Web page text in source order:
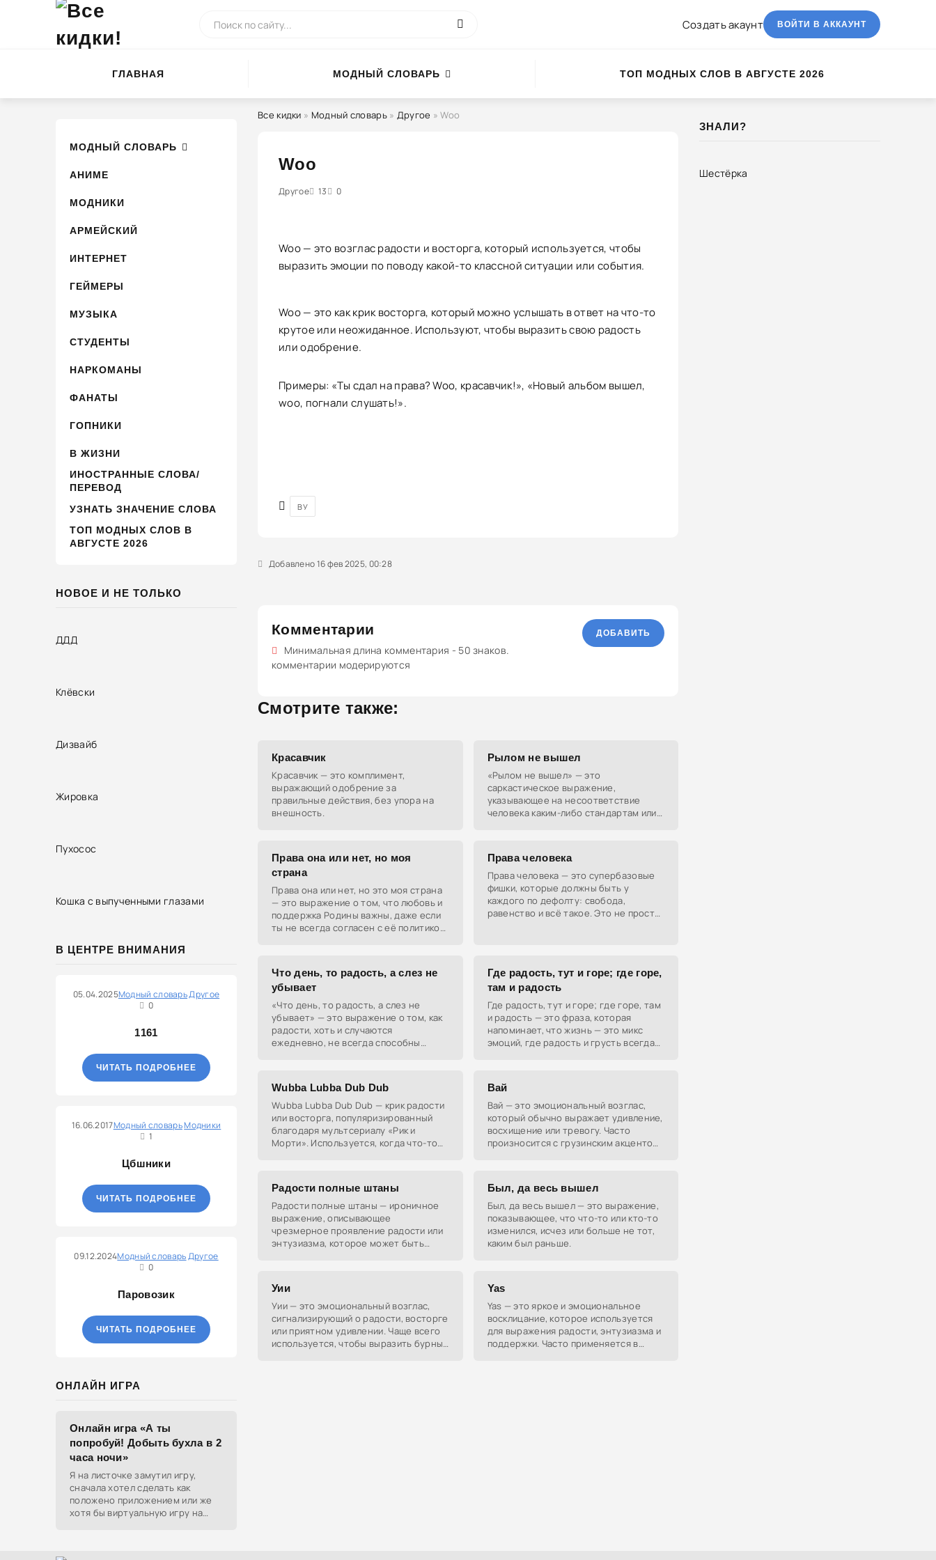
Создать акаунт ВОЙТИ В АККАУНТ
ГЛАВНАЯ МОДНЫЙ СЛОВАРЬ ТОП МОДНЫХ СЛОВ В АВГУСТЕ 2026
МОДНЫЙ СЛОВАРЬ
АНИМЕ
МОДНИКИ
АРМЕЙСКИЙ
ИНТЕРНЕТ
ГЕЙМЕРЫ
МУЗЫКА
СТУДЕНТЫ
НАРКОМАНЫ
ФАНАТЫ
ГОПНИКИ
В ЖИЗНИ
ИНОСТРАННЫЕ СЛОВА/
ПЕРЕВОД
УЗНАТЬ ЗНАЧЕНИЕ СЛОВА
ТОП МОДНЫХ СЛОВ В
АВГУСТЕ 2026
НОВОЕ И НЕ ТОЛЬКО
ДДД
Клёвски
Дизвайб
Жировка
Пухосос
Кошка с выпученными глазами
В ЦЕНТРЕ ВНИМАНИЯ
05.04.2025Модный словарьДругое
0
1161
ЧИТАТЬ ПОДРОБНЕЕ
16.06.2017Модный словарьМодники
1
Цбшники
ЧИТАТЬ ПОДРОБНЕЕ
09.12.2024Модный словарьДругое
0
Паровозик
ЧИТАТЬ ПОДРОБНЕЕ
ОНЛАЙН ИГРА
Онлайн игра «А ты
попробуй! Добыть бухла в 2
часа ночи»
Я на листочке замутил игру,
сначала хотел сделать как
положено приложением или же
хотя бы виртуальную игру на
Все кидки » Модный словарь» Другое » Woo
Woo
Другое 13 0
2 3 4 5
Woo — это возглас радости и восторга, который используется, чтобы
выразить эмоции по поводу какой-то классной ситуации или события.
Woo — это как крик восторга, который можно услышать в ответ на что-то
крутое или неожиданное. Используют, чтобы выразить свою радость
или одобрение.
Примеры: «Ты сдал на права? Woo, красавчик!», «Новый альбом вышел,
woo, погнали слушать!».
ВУ
Добавлено 16 фев 2025, 00:28
Комментарии
Минимальная длина комментария - 50 знаков.
комментарии модерируются
ДОБАВИТЬ
Смотрите также:
Красавчик
Красавчик — это комплимент,
выражающий одобрение за
правильные действия, без упора на
внешность.
Рылом не вышел
«Рылом не вышел» — это
саркастическое выражение,
указывающее на несоответствие
человека каким-либо стандартам или
Права она или нет, но моя
страна
Права она или нет, но это моя страна
— это выражение о том, что любовь и
поддержка Родины важны, даже если
ты не всегда согласен с её политикой.
Права человека
Права человека — это супербазовые
фишки, которые должны быть у
каждого по дефолту: свобода,
равенство и всё такое. Это не просто
Что день, то радость, а слез не
убывает
«Что день, то радость, а слез не
убывает» — это выражение о том, как
радости, хоть и случаются
ежедневно, не всегда способны
Где радость, тут и горе; где горе,
там и радость
Где радость, тут и горе; где горе, там
и радость — это фраза, которая
напоминает, что жизнь — это микс
эмоций, где радость и грусть всегда
Wubba Lubba Dub Dub
Wubba Lubba Dub Dub — крик радости
или восторга, популяризированный
благодаря мультсериалу «Рик и
Морти». Используется, когда что-то
Вай
Вай — это эмоциональный возглас,
который обычно выражает удивление,
восхищение или тревогу. Часто
произносится с грузинским акцентом
Радости полные штаны
Радости полные штаны — ироничное
выражение, описывающее
чрезмерное проявление радости или
энтузиазма, которое может быть
Был, да весь вышел
Был, да весь вышел — это выражение,
показывающее, что что-то или кто-то
изменился, исчез или больше не тот,
каким был раньше.
Уии
Уии — это эмоциональный возглас,
сигнализирующий о радости, восторге
или приятном удивлении. Чаще всего
используется, чтобы выразить бурные
Yas
Yas — это яркое и эмоциональное
восклицание, которое используется
для выражения радости, энтузиазма и
поддержки. Часто применяется в
ЗНАЛИ?
Шестёрка